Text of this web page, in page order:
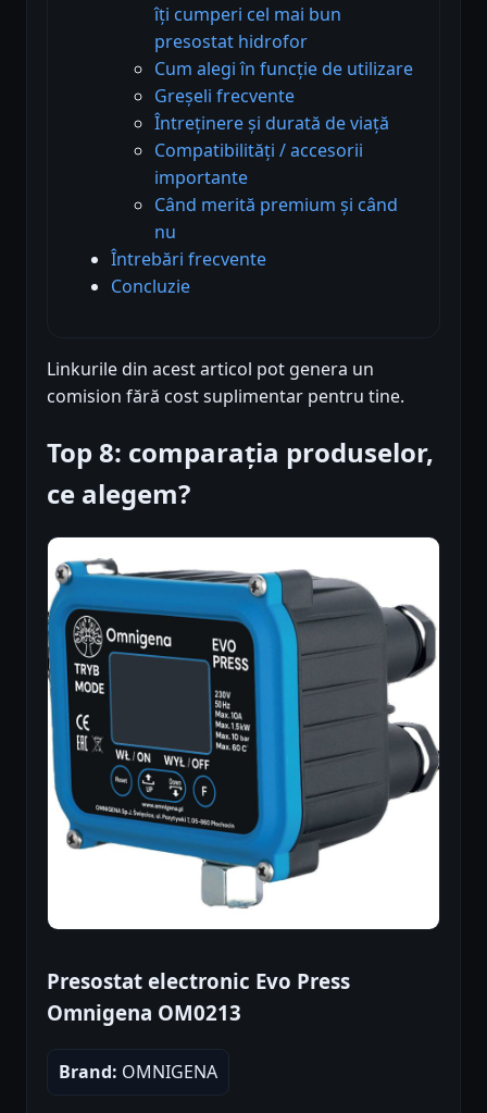
îți cumperi cel mai bun
presostat hidrofor
Cum alegi în funcție de utilizare
Greșeli frecvente
Întreținere și durată de viață
Compatibilități / accesorii
importante
Când merită premium și când
nu
Întrebări frecvente
Concluzie
Linkurile din acest articol pot genera un
comision fără cost suplimentar pentru tine.
Top 8: comparația produselor,
ce alegem?
Presostat electronic Evo Press
Omnigena OM0213
Brand: OMNIGENA